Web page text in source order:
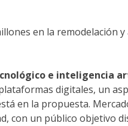
en la remodelación
e inteligencia
digitales, un
en la propuesta.
con un público objetivo